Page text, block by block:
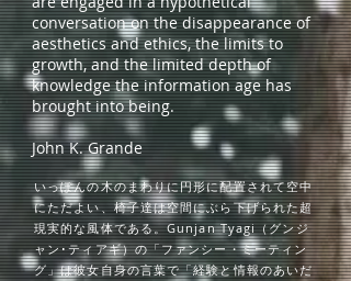
conversation on the disappearance of
aesthetics and ethics, the limits to
growth, and the limited depth of
knowledge the information age has
brought into being.
John K. Grande
いっぽんの木のまわりに円形に配置されて空中
にただよい、椅子達は空間にぶら下げられた超
現実的な風体である。Gunjan Tyagi（グンジ
ャン･ティアギ）の「ファンシー・ミーティン
グ」は彼女自身の言葉で「経験と情報のあいだ